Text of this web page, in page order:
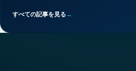
すべての記事を見る→